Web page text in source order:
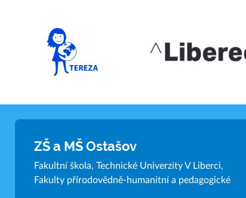
ZŠ a MŠ Ostašov
Fakultní škola, Technické Univerzity V Liberci,
Fakulty přírodovědně-humanitní a pedagogické